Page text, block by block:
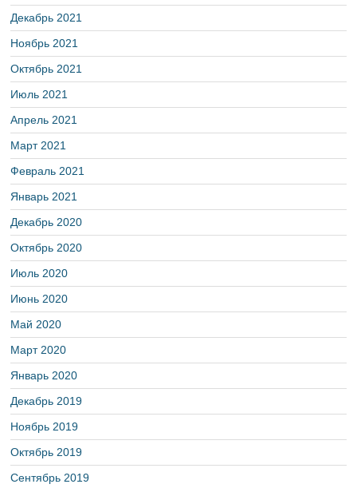
Декабрь 2021
Ноябрь 2021
Октябрь 2021
Июль 2021
Апрель 2021
Март 2021
Февраль 2021
Январь 2021
Декабрь 2020
Октябрь 2020
Июль 2020
Июнь 2020
Май 2020
Март 2020
Январь 2020
Декабрь 2019
Ноябрь 2019
Октябрь 2019
Сентябрь 2019